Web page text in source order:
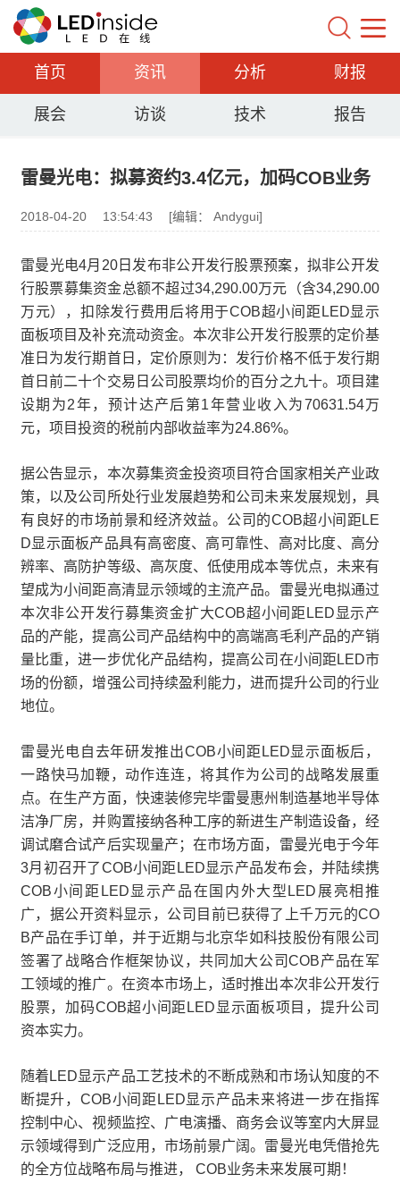
首页 资讯 分析 财报
展会 访谈 技术 报告
雷曼光电：拟募资约3.4亿元，加码COB业务
2018-04-20 13:54:43 [编辑： Andygui]
雷曼光电4月20日发布非公开发行股票预案，拟非公开发
行股票募集资金总额不超过34,290.00万元（含34,290.00
万元），扣除发行费用后将用于COB超小间距LED显示
面板项目及补充流动资金。本次非公开发行股票的定价基
准日为发行期首日，定价原则为：发行价格不低于发行期
首日前二十个交易日公司股票均价的百分之九十。项目建
设期为2年，预计达产后第1年营业收入为70631.54万
元，项目投资的税前内部收益率为24.86%。
据公告显示，本次募集资金投资项目符合国家相关产业政
策，以及公司所处行业发展趋势和公司未来发展规划，具
有良好的市场前景和经济效益。公司的COB超小间距LE
D显示面板产品具有高密度、高可靠性、高对比度、高分
辨率、高防护等级、高灰度、低使用成本等优点，未来有
望成为小间距高清显示领域的主流产品。雷曼光电拟通过
本次非公开发行募集资金扩大COB超小间距LED显示产
品的产能，提高公司产品结构中的高端高毛利产品的产销
量比重，进一步优化产品结构，提高公司在小间距LED市
场的份额，增强公司持续盈利能力，进而提升公司的行业
地位。
雷曼光电自去年研发推出COB小间距LED显示面板后，
一路快马加鞭，动作连连，将其作为公司的战略发展重
点。在生产方面，快速装修完毕雷曼惠州制造基地半导体
洁净厂房，并购置接纳各种工序的新进生产制造设备，经
调试磨合试产后实现量产；在市场方面，雷曼光电于今年
3月初召开了COB小间距LED显示产品发布会，并陆续携
COB小间距LED显示产品在国内外大型LED展亮相推
广，据公开资料显示，公司目前已获得了上千万元的CO
B产品在手订单，并于近期与北京华如科技股份有限公司
签署了战略合作框架协议，共同加大公司COB产品在军
工领域的推广。在资本市场上，适时推出本次非公开发行
股票，加码COB超小间距LED显示面板项目，提升公司
资本实力。
随着LED显示产品工艺技术的不断成熟和市场认知度的不
断提升，COB小间距LED显示产品未来将进一步在指挥
控制中心、视频监控、广电演播、商务会议等室内大屏显
示领域得到广泛应用，市场前景广阔。雷曼光电凭借抢先
的全方位战略布局与推进， COB业务未来发展可期！